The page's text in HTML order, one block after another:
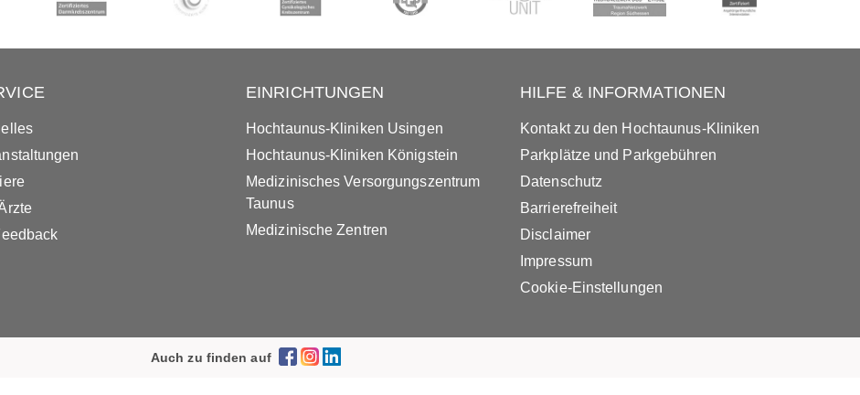
EINRICHTUNGEN
Hochtaunus-Kliniken Usingen
Hochtaunus-Kliniken Königstein
Medizinisches Versorgungszentrum
Taunus
Medizinische Zentren
HILFE & INFORMATIONEN
Kontakt zu den Hochtaunus-Kliniken
Parkplätze und Parkgebühren
Datenschutz
Barrierefreiheit
Disclaimer
Impressum
Cookie-Einstellungen
Auch zu finden auf